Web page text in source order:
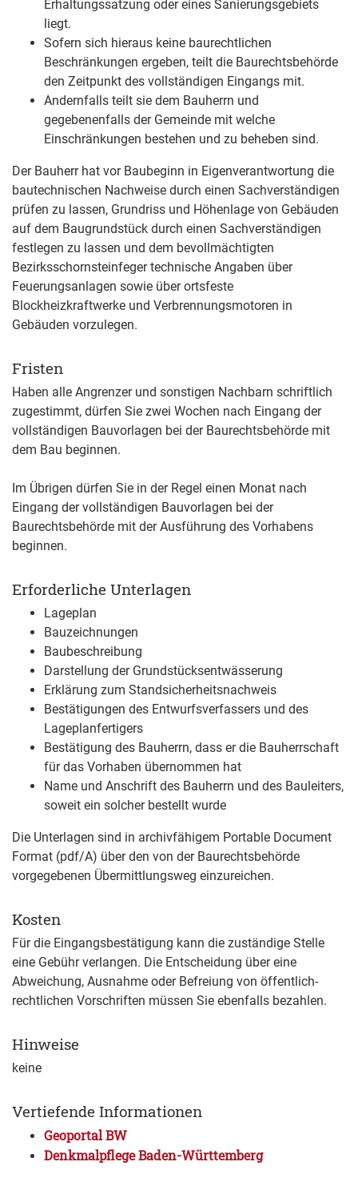
Erhaltungssatzung oder eines Sanierungsgebiets
liegt.
Sofern sich hieraus keine baurechtlichen
Beschränkungen ergeben, teilt die Baurechtsbehörde
den Zeitpunkt des vollständigen Eingangs mit.
Andernfalls teilt sie dem Bauherrn und
gegebenenfalls der Gemeinde mit welche
Einschränkungen bestehen und zu beheben sind.
Der Bauherr hat vor Baubeginn in Eigenverantwortung die
bautechnischen Nachweise durch einen Sachverständigen
prüfen zu lassen, Grundriss und Höhenlage von Gebäuden
auf dem Baugrundstück durch einen Sachverständigen
festlegen zu lassen und dem bevollmächtigten
Bezirksschornsteinfeger technische Angaben über
Feuerungsanlagen sowie über ortsfeste
Blockheizkraftwerke und Verbrennungsmotoren in
Gebäuden vorzulegen.
Fristen
Haben alle Angrenzer und sonstigen Nachbarn schriftlich
zugestimmt, dürfen Sie zwei Wochen nach Eingang der
vollständigen Bauvorlagen bei der Baurechtsbehörde mit
dem Bau beginnen.
Im Übrigen dürfen Sie in der Regel einen Monat nach
Eingang der vollständigen Bauvorlagen bei der
Baurechtsbehörde mit der Ausführung des Vorhabens
beginnen.
Erforderliche Unterlagen
Lageplan
Bauzeichnungen
Baubeschreibung
Darstellung der Grundstücksentwässerung
Erklärung zum Standsicherheitsnachweis
Bestätigungen des Entwurfsverfassers und des
Lageplanfertigers
Bestätigung des Bauherrn, dass er die Bauherrschaft
für das Vorhaben übernommen hat
Name und Anschrift des Bauherrn und des Bauleiters,
soweit ein solcher bestellt wurde
Die Unterlagen sind in archivfähigem Portable Document
Format (pdf/A) über den von der Baurechtsbehörde
vorgegebenen Übermittlungsweg einzureichen.
Kosten
Für die Eingangsbestätigung kann die zuständige Stelle
eine Gebühr verlangen. Die Entscheidung über eine
Abweichung, Ausnahme oder Befreiung von öffentlich-
rechtlichen Vorschriften müssen Sie ebenfalls bezahlen.
Hinweise
keine
Vertiefende Informationen
Geoportal BW
Denkmalpflege Baden-Württemberg